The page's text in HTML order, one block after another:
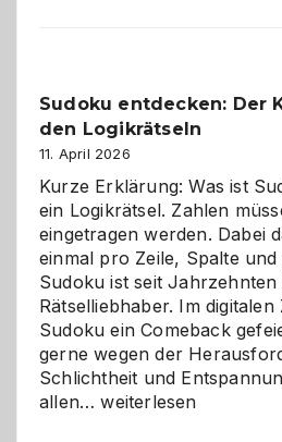
Sudoku entdecken: Der
den Logikrätseln
11. April 2026
Kurze Erklärung: Was ist
ein Logikrätsel. Zahlen
eingetragen werden. Dabei
einmal pro Zeile, Spalte
Sudoku ist seit Jahrzehnten
Rätselliebhaber. Im digitalen
Sudoku ein Comeback
gerne wegen der
Schlichtheit und
allen…Sudoku
weiterlesen